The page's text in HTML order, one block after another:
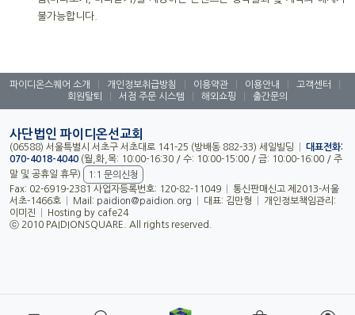
불가능합니다.
파이디온스퀘어 소개 개인정보취급방침 이용약관 이용안내 고객센터
회원탈퇴
서점 주문 시스템 해외쇼핑 출간문의
사단법인 파이디온선교회
(06588) 서울특별시 서초구 서초대로 141-25 (방배동 882-33) 세일빌딩
대표전화:
070-4018-4040 (월,화,목: 10:00-16:30 / 수: 10:00-15:00 / 금: 10:00-16:00 / 주
말 및 공휴일 휴무)
1:1 문의신청
Fax: 02-6919-2381 사업자등록번호: 120-82-11049
통신판매신고 제2013-서울
서초-1466호
Mail: paidion@paidion.org 대표: 김만형
개인정보책임관리:
이미진
Hosting by cafe24
ⓒ 2010 PAIDIONSQUARE. All rights reserved.